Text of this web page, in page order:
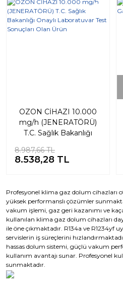
OZON CİHAZI 10.000
mg/h (JENERATÖRÜ)
T.C. Sağlık Bakanlığı
Sonuçları Olan Ürün
8.987,66 TL
8.538,28 TL
%5
Profesyonel klima gaz dolum cihazları
yüksek performanslı çözümler
vakum işlemi, gaz geri kazanımı ve
kullanılan klima gaz dolum cihazları
ile öne çıkmaktadır. R134a ve R1234yf
servislerin iş süreçlerini
hassas dolum sistemi, güçlü vakum
kullanım avantajı sunar. Profesyonel
sunmaktadır.